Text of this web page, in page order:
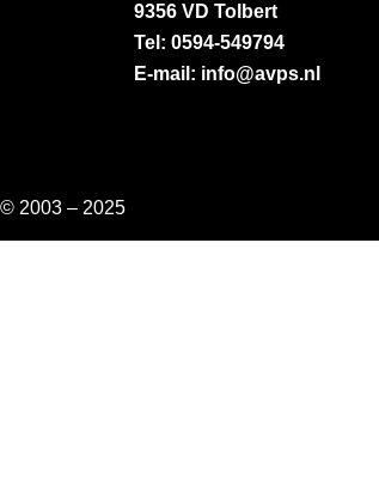
9356 VD Tolbert
Tel: 0594-549794
E-mail: info@avps.nl
© 2003 – 2025